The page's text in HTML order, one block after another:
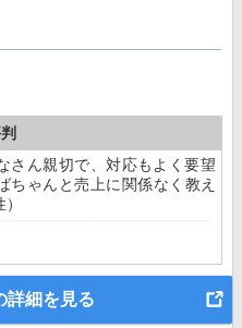
さん親切で、対応もよく要望
ちゃんと売上に関係なく教え
詳細を見る